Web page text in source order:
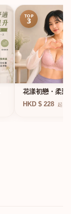
TOP
3
花漾初戀・柔聚
圈蕾絲內衣
HKD $ 228 起